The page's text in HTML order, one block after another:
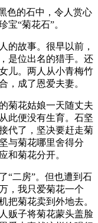
色的石中，令人赏心
宝“菊花石”。
的故事。很早以前，
是位出名的猎手。还
儿。两人从小青梅竹
，成了恩爱夫妻。
菊花姑娘一天随丈夫
此便没有生育。石坚
代了，坚决要赶走菊
与菊花哪里舍得分
和菊花分开。
“二房”。但也遭到石
，我只爱菊花一个
把菊花卖到外地去。
贩子将菊花蒙头盖脸